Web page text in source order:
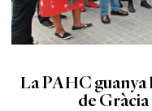
La PAHC guanya
de Gràcia